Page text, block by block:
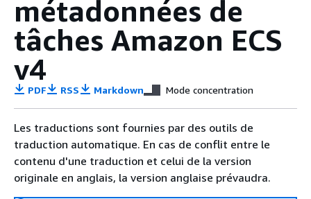
métadonnées de
tâches Amazon ECS
v4
PDF RSS Markdown Mode concentration
Les traductions sont fournies par des outils de
traduction automatique. En cas de conflit entre le
contenu d'une traduction et celui de la version
originale en anglais, la version anglaise prévaudra.